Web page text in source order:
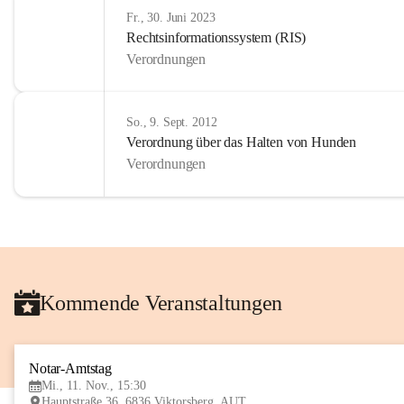
Fr., 30. Juni 2023
Rechtsinformationssystem (RIS)
Verordnungen
So., 9. Sept. 2012
Verordnung über das Halten von Hunden
Verordnungen
Kommende Veranstaltungen
Notar-Amtstag
Mi., 11. Nov., 15:30